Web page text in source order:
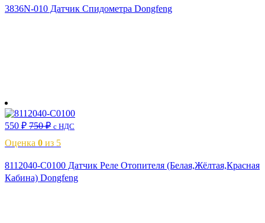
3836N-010 Датчик Спидометра Dongfeng
550 ₽ 750₽ с НДС
Оценка 0 из 5
8112040-C0100 Датчик Реле Отопителя (Белая,Жёлтая,Красная
Кабина) Dongfeng